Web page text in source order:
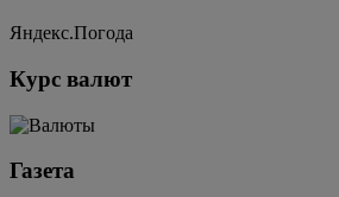
Яндекс.Погода
Курс валют
Газета